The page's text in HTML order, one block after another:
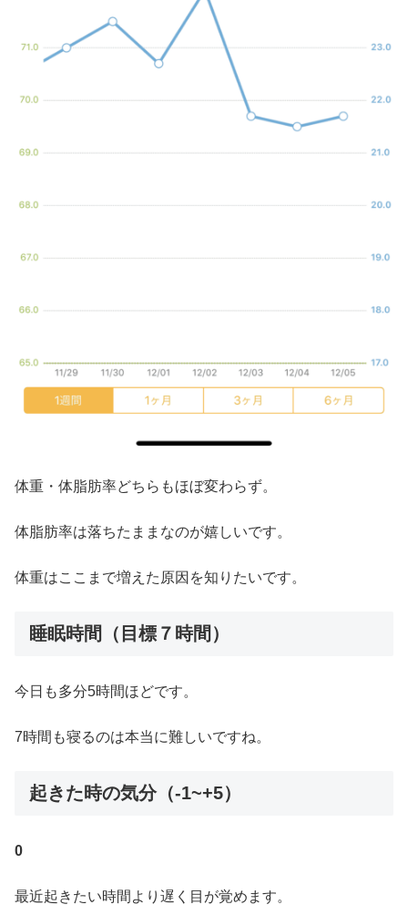
体重・体脂肪率どちらもほぼ変わらず。
体脂肪率は落ちたままなのが嬉しいです。
体重はここまで増えた原因を知りたいです。
睡眠時間（目標７時間）
今日も多分5時間ほどです。
7時間も寝るのは本当に難しいですね。
起きた時の気分（-1~+5）
0
最近起きたい時間より遅く目が覚めます。